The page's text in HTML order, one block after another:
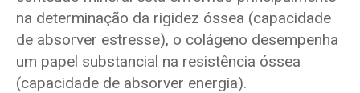
na determinação da rigidez óssea (capacidade
de absorver estresse), o colágeno desempenha
um papel substancial na resistência óssea
(capacidade de absorver energia).